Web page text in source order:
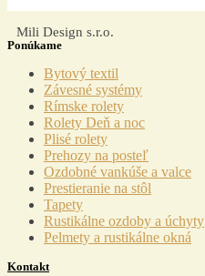
Mili Design s.r.o.
Ponúkame
Menu
Bytový textil
Závesné systémy
Rímske rolety
Rolety Deň a noc
Plisé rolety
Prehozy na posteľ
Ozdobné vankúše a valce
Prestieranie na stôl
Tapety
Rustikálne ozdoby a úchyty
Pelmety a rustikálne okná
Kontakt